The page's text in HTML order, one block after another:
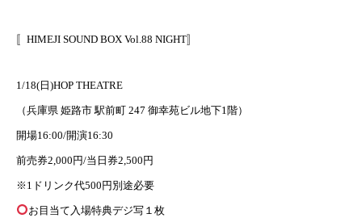
〚HIMEJI SOUND BOX Vol.88 NIGHT〛
1/18(日)HOP THEATRE
（兵庫県 姫路市 駅前町 247 御幸苑ビル地下1階）
開場16:00/開演16:30
前売券2,000円/当日券2,500円
※1ドリンク代500円別途必要
お目当て入場特典デジ写１枚